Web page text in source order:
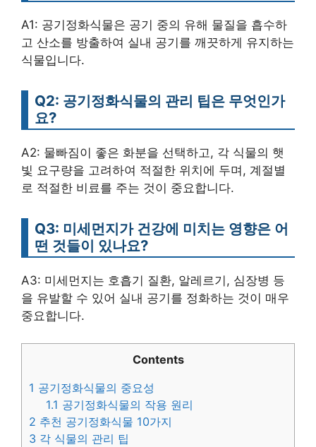
A1: 공기정화식물은 공기 중의 유해 물질을 흡수하
고 산소를 방출하여 실내 공기를 깨끗하게 유지하는
식물입니다.
Q2: 공기정화식물의 관리 팁은 무엇인가
요?
A2: 물빠짐이 좋은 화분을 선택하고, 각 식물의 햇
빛 요구량을 고려하여 적절한 위치에 두며, 계절별
로 적절한 비료를 주는 것이 중요합니다.
Q3: 미세먼지가 건강에 미치는 영향은 어
떤 것들이 있나요?
A3: 미세먼지는 호흡기 질환, 알레르기, 심장병 등
을 유발할 수 있어 실내 공기를 정화하는 것이 매우
중요합니다.
Contents
1 공기정화식물의 중요성
1.1 공기정화식물의 작용 원리
2 추천 공기정화식물 10가지
3 각 식물의 관리 팁